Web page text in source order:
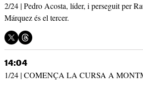
2/24 | Pedro Acosta, líder, i perseguit per
Márquez és el tercer.
14:04
1/24 | COMENÇA LA CURSA A